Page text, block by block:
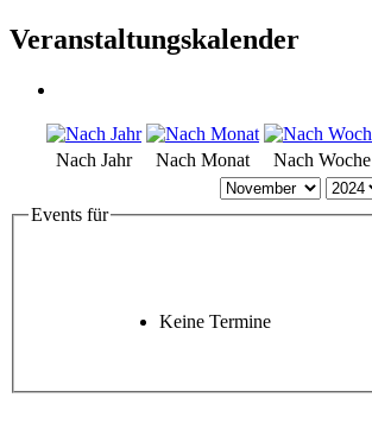
Veranstaltungskalender
Nach Jahr Nach Monat Nach Woche
Events für
Keine Termine